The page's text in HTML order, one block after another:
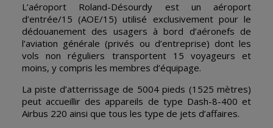
L’aéroport Roland-Désourdy est un aéroport
d’entrée/15 (AOE/15) utilisé exclusivement pour le
dédouanement des usagers à bord d’aéronefs de
l’aviation générale (privés ou d’entreprise) dont les
vols non réguliers transportent 15 voyageurs et
moins, y compris les membres d’équipage.
La piste d’atterrissage de 5004 pieds (1525 mètres)
peut accueillir des appareils de type Dash-8-400 et
Airbus 220 ainsi que tous les type de jets d’affaires.